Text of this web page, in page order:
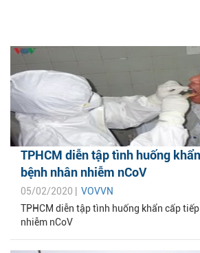
TPHCM diễn tập tình huống
bệnh nhân nhiễm nCoV
05/02/2020 | VOVVN
TPHCM diễn tập tình huống khẩn cấp
nhiễm nCoV